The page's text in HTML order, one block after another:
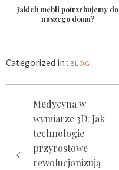
Jakich mebli potrzebujemy do
naszego domu?
Categorized in : BLOG
wpisuMedycyna w
wymiarze 3D: Jak
technologie
przyrostowe
rewolucjonizują